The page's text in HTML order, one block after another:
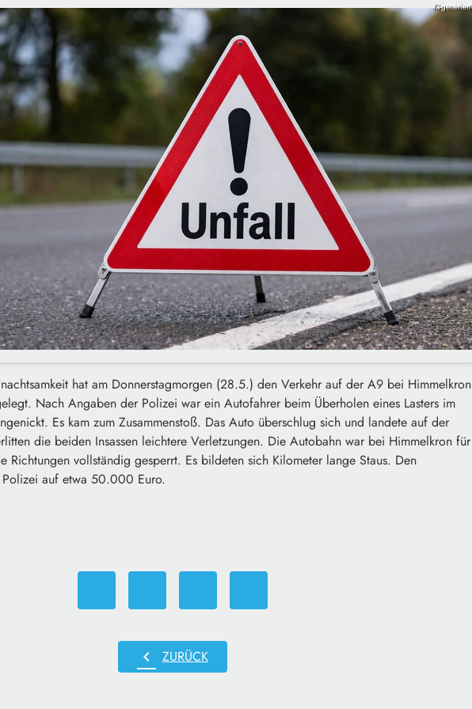
KI-generiert
hat am Donnerstagmorgen (28.5.) den Verkehr auf der A9 bei Himmelkron
Nach Angaben der Polizei war ein Autofahrer beim Überholen eines Lasters im
Es kam zum Zusammenstoß. Das Auto überschlug sich und landete auf der
die beiden Insassen leichtere Verletzungen. Die Autobahn war bei Himmelkron für
Richtungen vollständig gesperrt. Es bildeten sich Kilometer lange Staus. Den
Polizei auf etwa 50.000 Euro.
chevron_left ZURÜCK